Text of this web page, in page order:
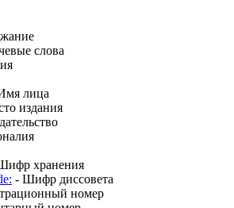
слова
лица
издания
хранения
- Шифр диссовета
номер